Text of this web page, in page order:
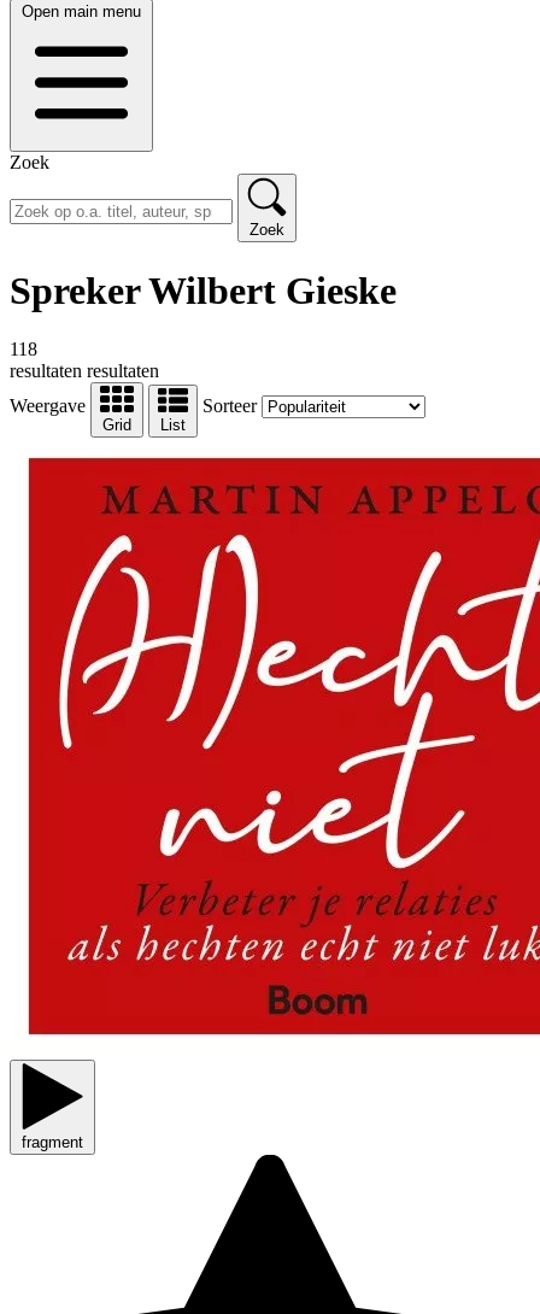
Open main menu
Zoek
Zoek
Spreker Wilbert Gieske
118
resultaten resultaten
Weergave
Grid List
Sorteer
fragment